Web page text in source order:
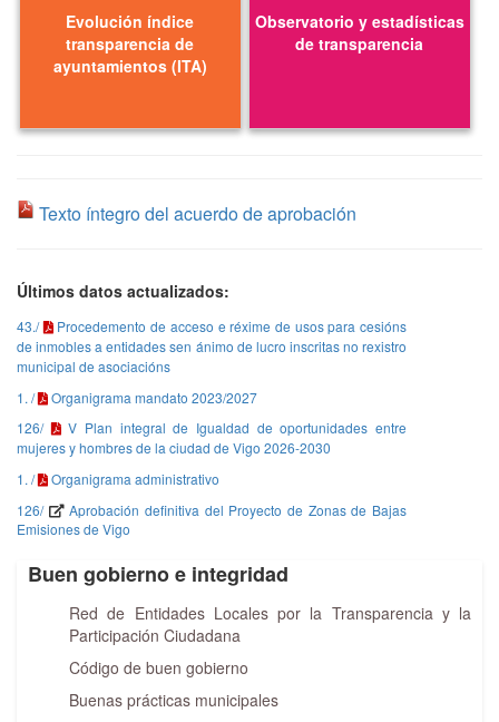
Evolución índice
transparencia de
ayuntamientos (ITA)
Observatorio y estadísticas
de transparencia
Texto íntegro del acuerdo de aprobación
Últimos datos actualizados:
43./
Procedemento de acceso e réxime de usos para cesións
de inmobles a entidades sen ánimo de lucro inscritas no rexistro
municipal de asociacións
1. /
Organigrama mandato 2023/2027
126/
V Plan integral de Igualdad de oportunidades entre
mujeres y hombres de la ciudad de Vigo 2026-2030
1. /
Organigrama administrativo
126/
Aprobación definitiva del Proyecto de Zonas de Bajas
Emisiones de Vigo
Buen gobierno e integridad
Red de Entidades Locales por la Transparencia y la
Participación Ciudadana
Código de buen gobierno
Buenas prácticas municipales